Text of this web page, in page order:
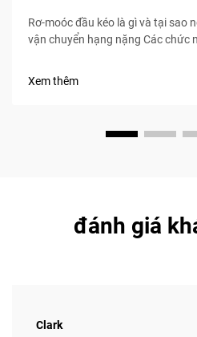
Rơ-moóc đầu kéo là gì và tại sao
vận chuyển hạng nặng Các chức
Xem thêm
đánh giá
Clark